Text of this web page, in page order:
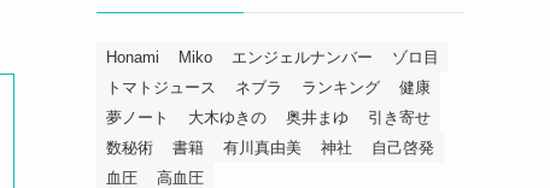
Honami Miko エンジェルナンバー
ゾロ目
トマトジュース
ネブラ ランキング
健康
夢ノート
大木ゆきの 奥井まゆ
引き寄せ
数秘術
書籍 有川真由美 神社
自己啓発
血圧
高血圧